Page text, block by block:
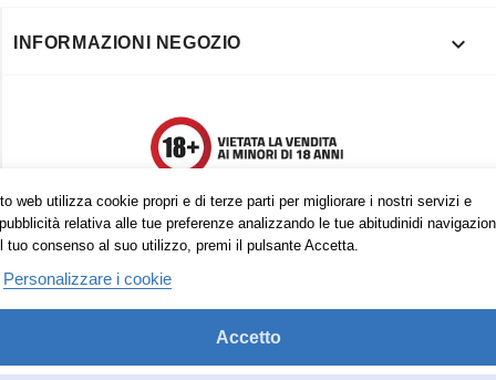
web utilizza cookie propri e di terze parti per migliorare i nostri servizi e
relativa alle tue preferenze analizzando le tue abitudinidi
tuo consenso al suo utilizzo, premi il pulsante Accetta.
Personalizzare i cookie
Accetto
INFORMAZIONI NEGOZIO 
Trovaci anche su: